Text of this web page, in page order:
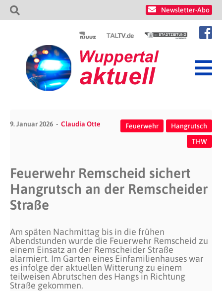
Newsletter-Abo
9. Januar 2026 Claudia Otte Feuerwehr
Hangrutsch
THW
Feuerwehr Remscheid sichert
Hangrutsch an der Remscheider
Straße
Am späten Nachmittag bis in die frühen
Abendstunden wurde die Feuerwehr Remscheid zu
einem Einsatz an der Remscheider Straße
alarmiert. Im Garten eines Einfamilienhauses war
es infolge der aktuellen Witterung zu einem
teilweisen Abrutschen des Hangs in Richtung
Straße gekommen.